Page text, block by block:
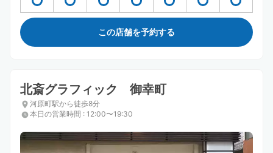
この店舗を予約する
北斎グラフィック 御幸町
河原町駅から徒歩8分
本日の営業時間 : 12:00〜19:30